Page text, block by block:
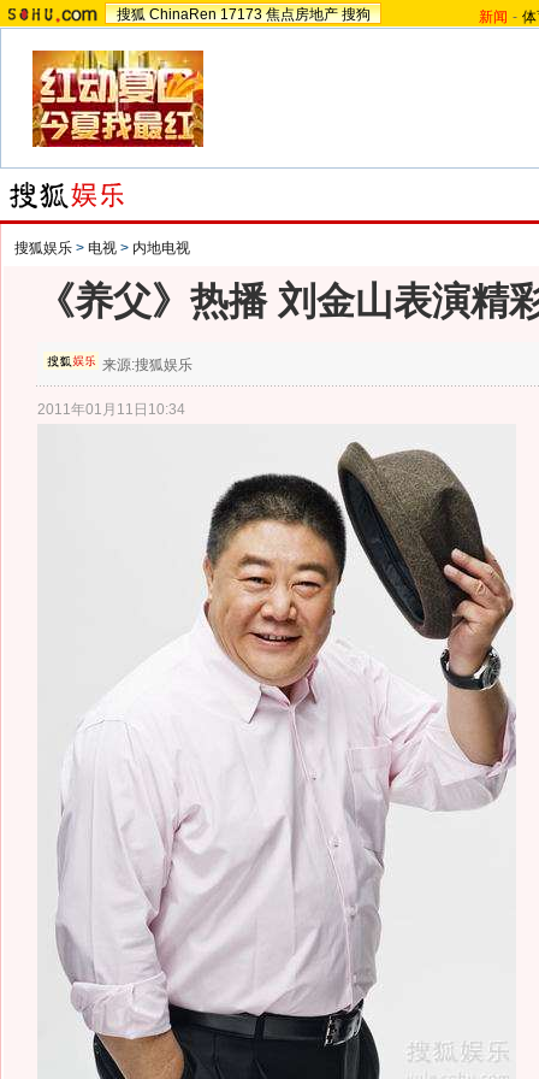
搜狐 ChinaRen 17173 焦点房地产 搜狗 新闻 -
搜狐娱乐 > 电视 > 内地电视
《养父》热播 刘金山表演精
来源:搜狐娱乐
2011年01月11日10:34